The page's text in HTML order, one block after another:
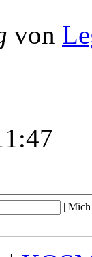
von
| Mich